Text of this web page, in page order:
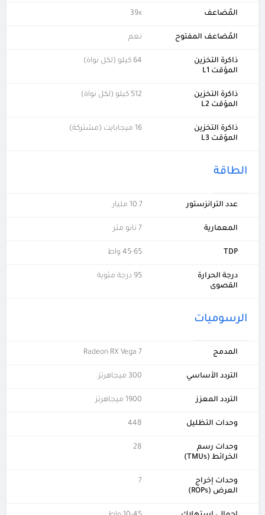
المُضاعف 39x
المُضاعف المفتوح نعم
ذاكرة التخزين
المؤقت L1
64 كيلو (لكل نواة)
ذاكرة التخزين
المؤقت L2
512 كيلو (لكل نواة)
ذاكرة التخزين
المؤقت L3
16 ميجابايت (مشتركة)
الطاقة
عدد الترانزستور 10.7 مليار
المعمارية 7 نانو متر
TDP 45-65 واط
درجة الحرارة
القصوى
95 درجة مئوية
الرسوميات
المدمج Radeon RX Vega 7
التردد الأساسي 300 ميجاهرتز
التردد المعزز 1900 ميجاهرتز
وحدات التظليل 448
وحدات رسم
الخرائط (TMUs)
28
وحدات إخراج
العرض (ROPs)
7